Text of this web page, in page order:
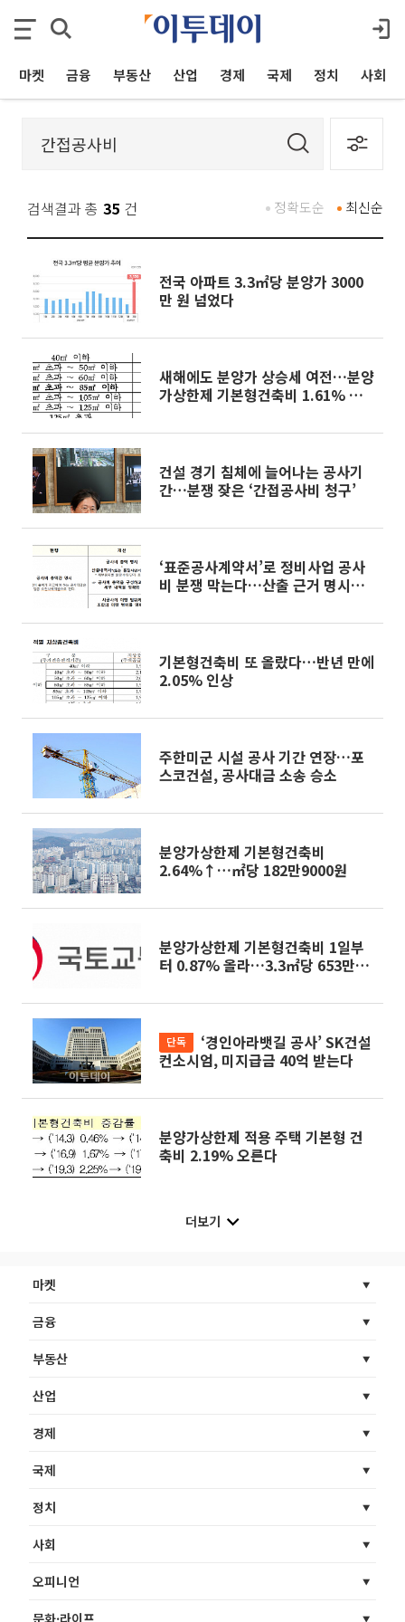
마켓 금융 부동산 산업 경제 국제 정치 사회
검색결과 총 35 건 최신순
정확도순
전국 아파트 3.3㎡당 분양가 3000
만 원 넘었다
새해에도 분양가 상승세 여전…분양
가상한제 기본형건축비 1.61% 상
건설 경기 침체에 늘어나는 공사기
간…분쟁 잦은 ‘간접공사비 청구’
‘표준공사계약서’로 정비사업 공사
비 분쟁 막는다…산출 근거 명시ㆍ
기본형건축비 또 올랐다…반년 만에
2.05% 인상
주한미군 시설 공사 기간 연장…포
스코건설, 공사대금 소송 승소
분양가상한제 기본형건축비
2.64%↑…㎡당 182만9000원
분양가상한제 기본형건축비 1일부
터 0.87% 올라…3.3㎡당 653만
단독
컨소시엄, 미지급금 40억 받는다
분양가상한제 적용 주택 기본형 건
축비 2.19% 오른다
더보기
마켓
금융
부동산
산업
경제
국제
정치
사회
오피니언
문화·라이프